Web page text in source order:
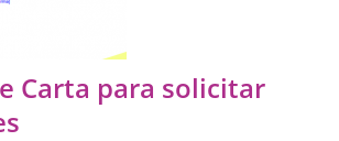
Carta para solicitar